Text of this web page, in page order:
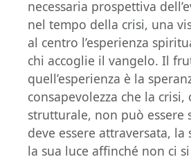
necessaria prospettiva
nel tempo della crisi, una
al centro l’esperienza
chi accoglie il vangelo. Il
quell’esperienza è la
consapevolezza che la crisi,
strutturale, non può essere
deve essere attraversata, la
la sua luce affinché non ci